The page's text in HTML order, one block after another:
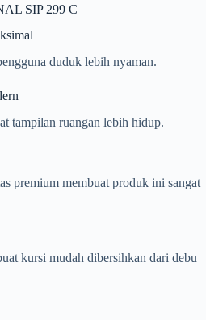
SIP 299 C
duduk lebih nyaman.
tampilan ruangan lebih hidup.
premium membuat produk ini sangat
kursi mudah dibersihkan dari debu